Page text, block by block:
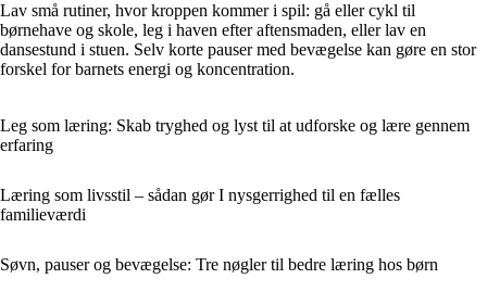
Lav små rutiner, hvor kroppen kommer i spil: gå eller cykl til
børnehave og skole, leg i haven efter aftensmaden, eller lav en
dansestund i stuen. Selv korte pauser med bevægelse kan gøre en stor
forskel for barnets energi og koncentration.
Leg som læring: Skab tryghed og lyst til at udforske og lære gennem
erfaring
Læring som livsstil – sådan gør I nysgerrighed til en fælles
familieværdi
Søvn, pauser og bevægelse: Tre nøgler til bedre læring hos børn